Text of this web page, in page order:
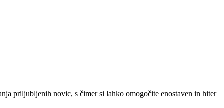
priljubljenih novic, s čimer si lahko omogočite enostaven in hiter